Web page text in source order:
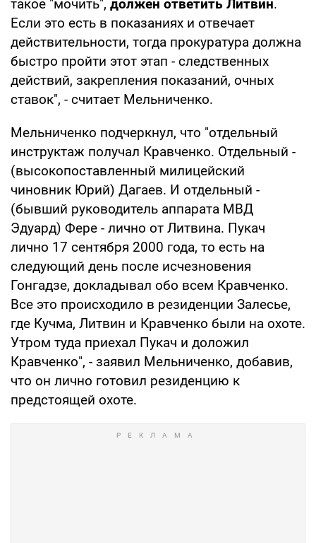
такое "мочить", должен ответить Литвин.
Если это есть в показаниях и отвечает
действительности, тогда прокуратура должна
быстро пройти этот этап - следственных
действий, закрепления показаний, очных
ставок", - считает Мельниченко.
Мельниченко подчеркнул, что "отдельный
инструктаж получал Кравченко. Отдельный -
(высокопоставленный милицейский
чиновник Юрий) Дагаев. И отдельный -
(бывший руководитель аппарата МВД
Эдуард) Фере - лично от Литвина. Пукач
лично 17 сентября 2000 года, то есть на
следующий день после исчезновения
Гонгадзе, докладывал обо всем Кравченко.
Все это происходило в резиденции Залесье,
где Кучма, Литвин и Кравченко были на охоте.
Утром туда приехал Пукач и доложил
Кравченко", - заявил Мельниченко, добавив,
что он лично готовил резиденцию к
предстоящей охоте.